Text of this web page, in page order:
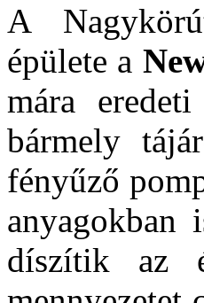
A
épülete a
mára
bármely
fényűző
anyagokban
díszítik az